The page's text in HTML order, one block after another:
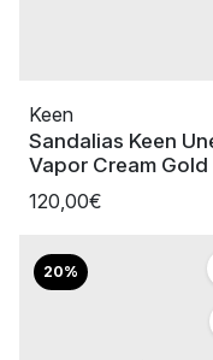
Keen
Sandalias Keen
Vapor Cream Gold
120,00€
20%